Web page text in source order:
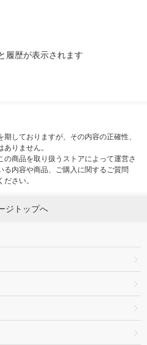
履歴が表示されます
しておりますが、その内容の正確性、
りません。
商品を取り扱うストアによって運営さ
内容や商品、ご購入に関するご質問
さい。
ジトップへ